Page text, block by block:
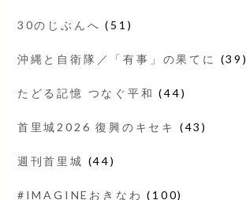
30のじぶんへ (51)
沖縄と自衛隊／「有事」の果てに (39)
たどる記憶 つなぐ平和 (44)
首里城2026 復興のキセキ (43)
週刊首里城 (44)
#IMAGINEおきなわ (100)